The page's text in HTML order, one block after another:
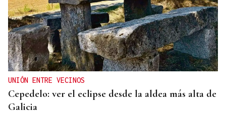
UNIÓN ENTRE VECINOS
Cepedelo: ver el eclipse desde la aldea más alta de
Galicia